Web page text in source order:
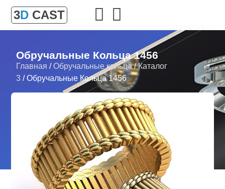
3D CAST
Обручальные Кольца 1456
Главная /Обручальные кольца/Каталог
3 / Обручальные Кольца 1456